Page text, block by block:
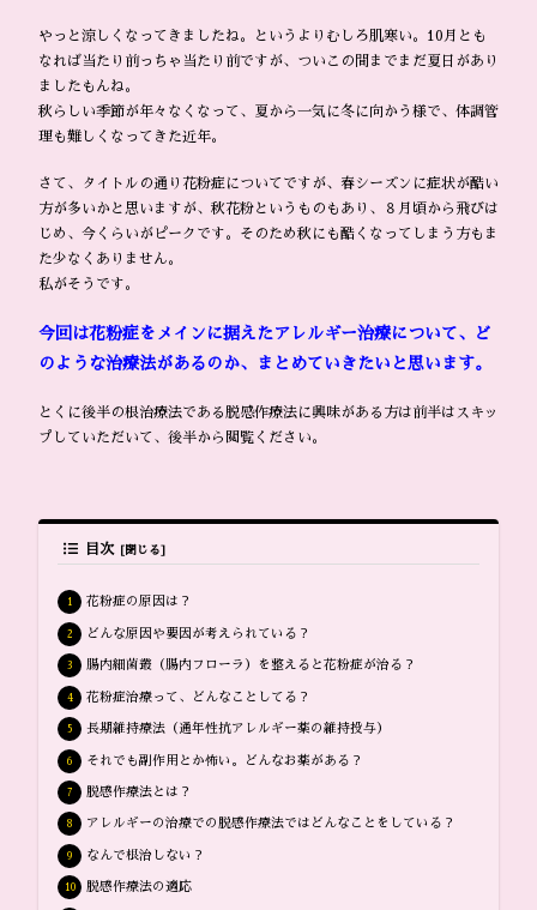
やっと涼しくなってきましたね。というよりむしろ肌寒い。10月とも
なれば当たり前っちゃ当たり前ですが、ついこの間までまだ夏日があり
ましたもんね。
秋らしい季節が年々なくなって、夏から一気に冬に向かう様で、体調管
理も難しくなってきた近年。
さて、タイトルの通り花粉症についてですが、春シーズンに症状が酷い
方が多いかと思いますが、秋花粉というものもあり、８月頃から飛びは
じめ、今くらいがピークです。そのため秋にも酷くなってしまう方もま
た少なくありません。
私がそうです。
今回は花粉症をメインに据えたアレルギー治療について、ど
のような治療法があるのか、まとめていきたいと思います。
とくに後半の根治療法である脱感作療法に興味がある方は前半はスキッ
プしていただいて、後半から閲覧ください。
目次
花粉症の原因は？
どんな原因や要因が考えられている？
腸内細菌叢（腸内フローラ）を整えると花粉症が治る？
花粉症治療って、どんなことしてる？
長期維持療法（通年性抗アレルギー薬の維持投与）
それでも副作用とか怖い。どんなお薬がある？
脱感作療法とは？
アレルギーの治療での脱感作療法ではどんなことをしている？
なんで根治しない？
脱感作療法の適応